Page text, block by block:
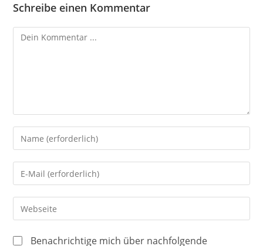
Schreibe einen Kommentar
Kommentieren
Gib
deinen
Namen
oder
Benutzernamen
zum
ein
Gib
deine
E-
Mail-
Gib
deine
Website-
Benachrichtige mich über nachfolgende